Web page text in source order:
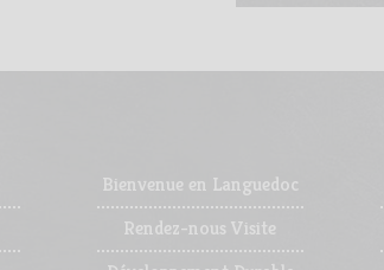
Bienvenue en Languedoc
Rendez-nous Visite